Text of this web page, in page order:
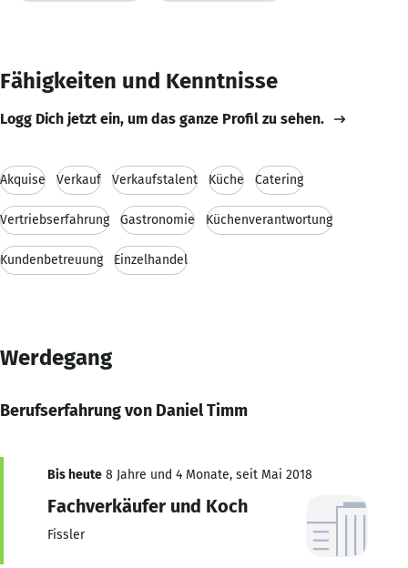
Fähigkeiten und Kenntnisse
Logg Dich jetzt ein, um das ganze Profil zu sehen.
Akquise Verkauf Verkaufstalent Küche Catering
Vertriebserfahrung Gastronomie Küchenverantwortung
Kundenbetreuung Einzelhandel
Werdegang
Berufserfahrung von Daniel Timm
Bis heute 8 Jahre und 4 Monate, seit Mai 2018
Fachverkäufer und Koch
Fissler